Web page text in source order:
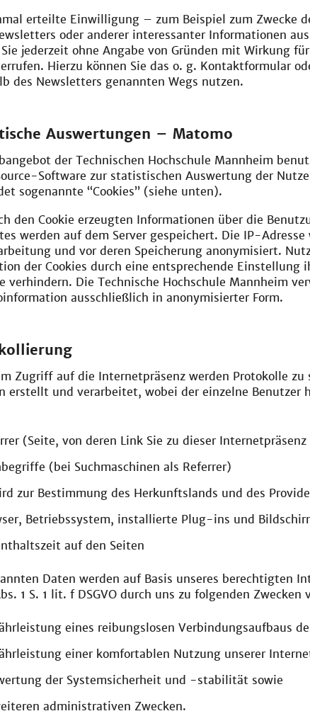
erteilte Einwilligung – zum Beispiel zum Zwecke
oder anderer interessanter Informationen
Sie jederzeit ohne Angabe von Gründen mit Wirkung
Hierzu können Sie das o. g. Kontaktformular
des Newsletters genannten Wegs nutzen.
Auswertungen – Matomo
der Technischen Hochschule Mannheim
Software zur statistischen Auswertung der
sogenannte “Cookies” (siehe unten).
den Cookie erzeugten Informationen über die
werden auf dem Server gespeichert. Die IP-
und vor deren Speicherung anonymisiert.
der Cookies durch eine entsprechende Einstellung
verhindern. Die Technische Hochschule Mannheim
ausschließlich in anonymisierter Form.
Zugriff auf die Internetpräsenz werden Protokolle
erstellt und verarbeitet, wobei der einzelne Benutzer
(Seite, von deren Link Sie zu dieser
(bei Suchmaschinen als Referrer)
zur Bestimmung des Herkunftslands und des
Betriebssystem, installierte Plug-ins und
auf den Seiten
Daten werden auf Basis unseres berechtigten
1 S. 1 lit. f DSGVO durch uns zu folgenden Zwecken
eines reibungslosen Verbindungsaufbaus
einer komfortablen Nutzung unserer
der Systemsicherheit und -stabilität sowie
administrativen Zwecken.